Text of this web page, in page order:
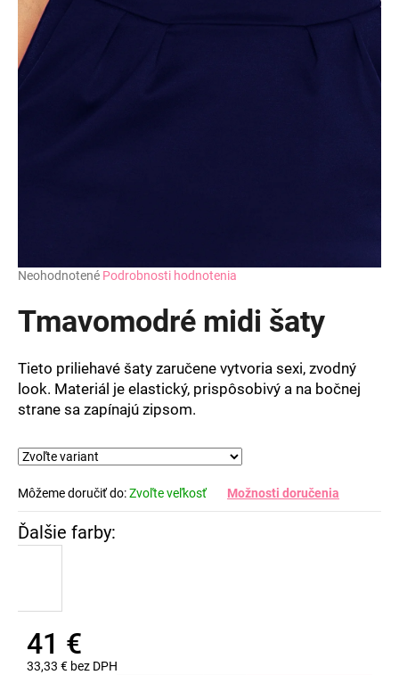
Priemerné
produktu
5
hviezdičiek.
Neohodnotené Podrobnosti hodnotenia
Tmavomodré midi šaty
Tieto priliehavé šaty zaručene vytvoria sexi, zvodný
look. Materiál je elastický, prispôsobivý a na bočnej
strane sa zapínajú zipsom.
Môžeme doručiť do:Zvoľte veľkosť Možnosti doručenia
41 €
33,33 € bez DPH